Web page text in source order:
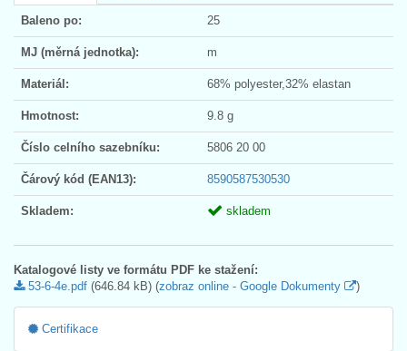
Baleno po: 25
MJ (měrná jednotka): m
Materiál: 68% polyester,32% elastan
Hmotnost: 9.8 g
Číslo celního sazebníku: 5806 20 00
Čárový kód (EAN13): 8590587530530
Skladem: skladem
Katalogové listy ve formátu PDF ke stažení:
53-6-4e.pdf (646.84 kB) (zobraz online - Google Dokumenty )
Certifikace